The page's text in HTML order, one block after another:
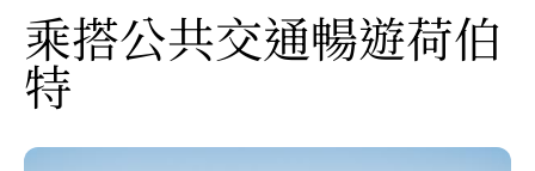
乘搭公共交通暢遊荷伯
特